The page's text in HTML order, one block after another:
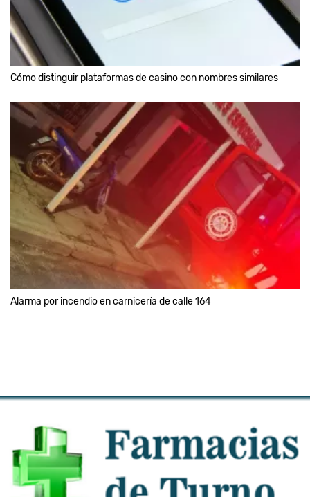
Cómo distinguir plataformas de casino con nombres similares
Alarma por incendio en carnicería de calle 164